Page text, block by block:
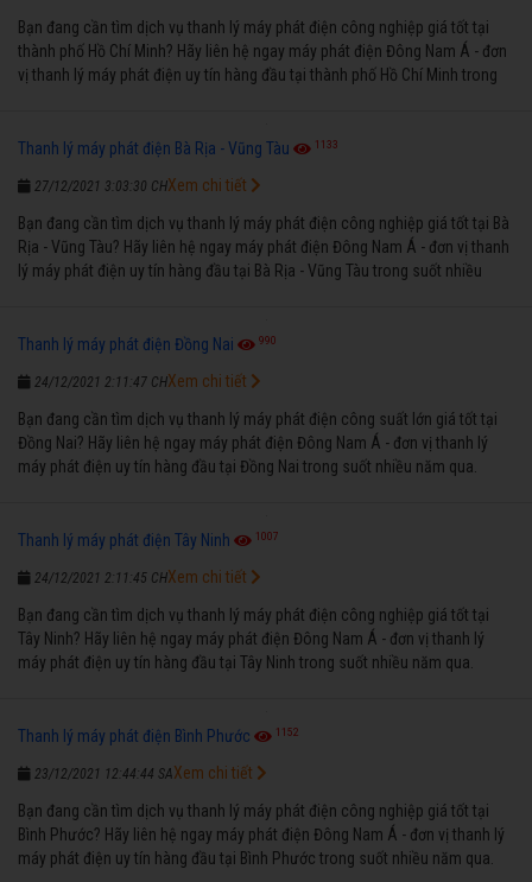
Bạn đang cần tìm dịch vụ thanh lý máy phát điện công nghiệp giá tốt tại
thành phố Hồ Chí Minh? Hãy liên hệ ngay máy phát điện Đông Nam Á - đơn
vị thanh lý máy phát điện uy tín hàng đầu tại thành phố Hồ Chí Minh trong
Thanh lý máy phát điện Bà Rịa - Vũng Tàu 1133
27/12/2021 3:03:30 CH
Bạn đang cần tìm dịch vụ thanh lý máy phát điện công nghiệp giá tốt tại Bà
Rịa - Vũng Tàu? Hãy liên hệ ngay máy phát điện Đông Nam Á - đơn vị thanh
lý máy phát điện uy tín hàng đầu tại Bà Rịa - Vũng Tàu trong suốt nhiều
Xem chi tiết
Thanh lý máy phát điện Đồng Nai 990
24/12/2021 2:11:47 CH
Bạn đang cần tìm dịch vụ thanh lý máy phát điện công suất lớn giá tốt tại
Đồng Nai? Hãy liên hệ ngay máy phát điện Đông Nam Á - đơn vị thanh lý
máy phát điện uy tín hàng đầu tại Đồng Nai trong suốt nhiều năm qua.
Xem chi tiết
Thanh lý máy phát điện Tây Ninh 1007
24/12/2021 2:11:45 CH
Bạn đang cần tìm dịch vụ thanh lý máy phát điện công nghiệp giá tốt tại
Tây Ninh? Hãy liên hệ ngay máy phát điện Đông Nam Á - đơn vị thanh lý
máy phát điện uy tín hàng đầu tại Tây Ninh trong suốt nhiều năm qua.
Xem chi tiết
Thanh lý máy phát điện Bình Phước 1152
23/12/2021 12:44:44 SA
Bạn đang cần tìm dịch vụ thanh lý máy phát điện công nghiệp giá tốt tại
Bình Phước? Hãy liên hệ ngay máy phát điện Đông Nam Á - đơn vị thanh lý
máy phát điện uy tín hàng đầu tại Bình Phước trong suốt nhiều năm qua.
Xem chi tiết